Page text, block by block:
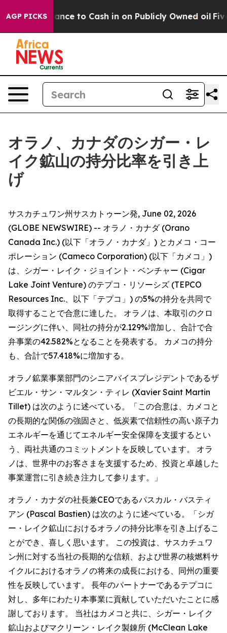
AGP PICKS
the Chance to Cash in on Publicly Owned oil Five
オラノ、カナダのシガー・レ
イク鉱山の持分比率を引き上
げ
サスカチュワン州サスカトゥーン発, June 02, 2026
(GLOBE NEWSWIRE) -- オラノ・カナダ (Orano
Canada Inc.) (以下「オラノ・カナダ」) とカメコ・コー
ポレーション (Cameco Corporation) (以下「カメコ」)
は、シガー・レイク・ジョイント・ベンチャー (Cigar
Lake Joint Venture) のテプコ・リソーシズ (TEPCO
Resources Inc.、以下「テプコ」) の5%の持分を共同で
取得することで合意に達した。 オラノは、本取引のクロ
ージングに伴い、同社の持分が2.129%増加し、合計で合
弁事業の42.582%となることを発表する。 カメコの持分
も、合計で57.418%に増加する。
オラノ鉱業事業部門のシニアバイスプレジデントであるザ
ビエル・サン・マルタン・ティレ (Xavier Saint Martin
Tillet) は次のように述べている。「この合意は、カメコと
の長期的な関係の強固さと、低炭素で信頼性の高い原子力
エネルギーを通じてエネルギー安全保障を支援するとい
う、両社共通のコミットメントを反映しています。 オラ
ノは、世界中のお客さまを支援するため、投資と卓越した
事業運営に引き続き注力して参ります。」
オラノ・カナダの社長兼CEOであるパスカル・バスティ
アン (Pascal Bastien) は次のように述べている。「シガ
ー・レイク鉱山におけるオラノの持分比率を引き上げるこ
とができ、喜しく思います。 この投資は、サスカチュワ
ン州に対する当社の長期的な信頼、および世界の核燃料サ
イクルにおけるオラノの将来の成長における、同州の重要
性を反映しています。 長年のパートナーであるテプコに
対し、多年にわたり本事業に貢献していただいたことに感
謝しております。 当社はカメコと共に、シガー・レイク
鉱山およびマクリーン・レイク製錬所 (McClean Lake